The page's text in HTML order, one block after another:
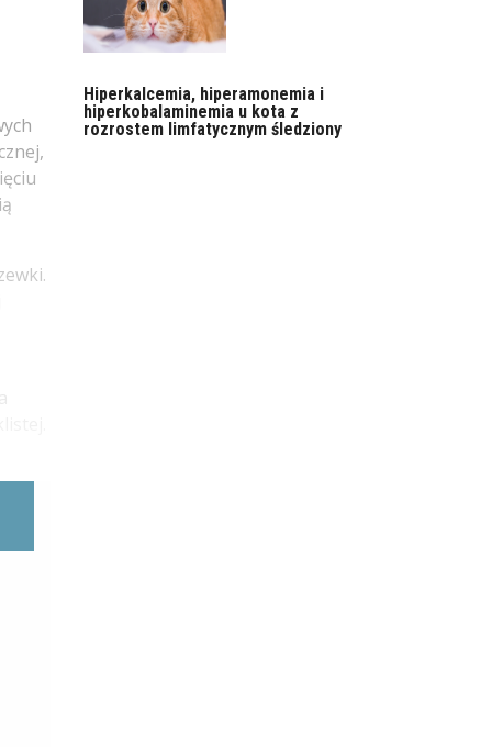
Hiperkalcemia, hiperamonemia i
hiperkobalaminemia u kota z
rozrostem limfatycznym śledziony